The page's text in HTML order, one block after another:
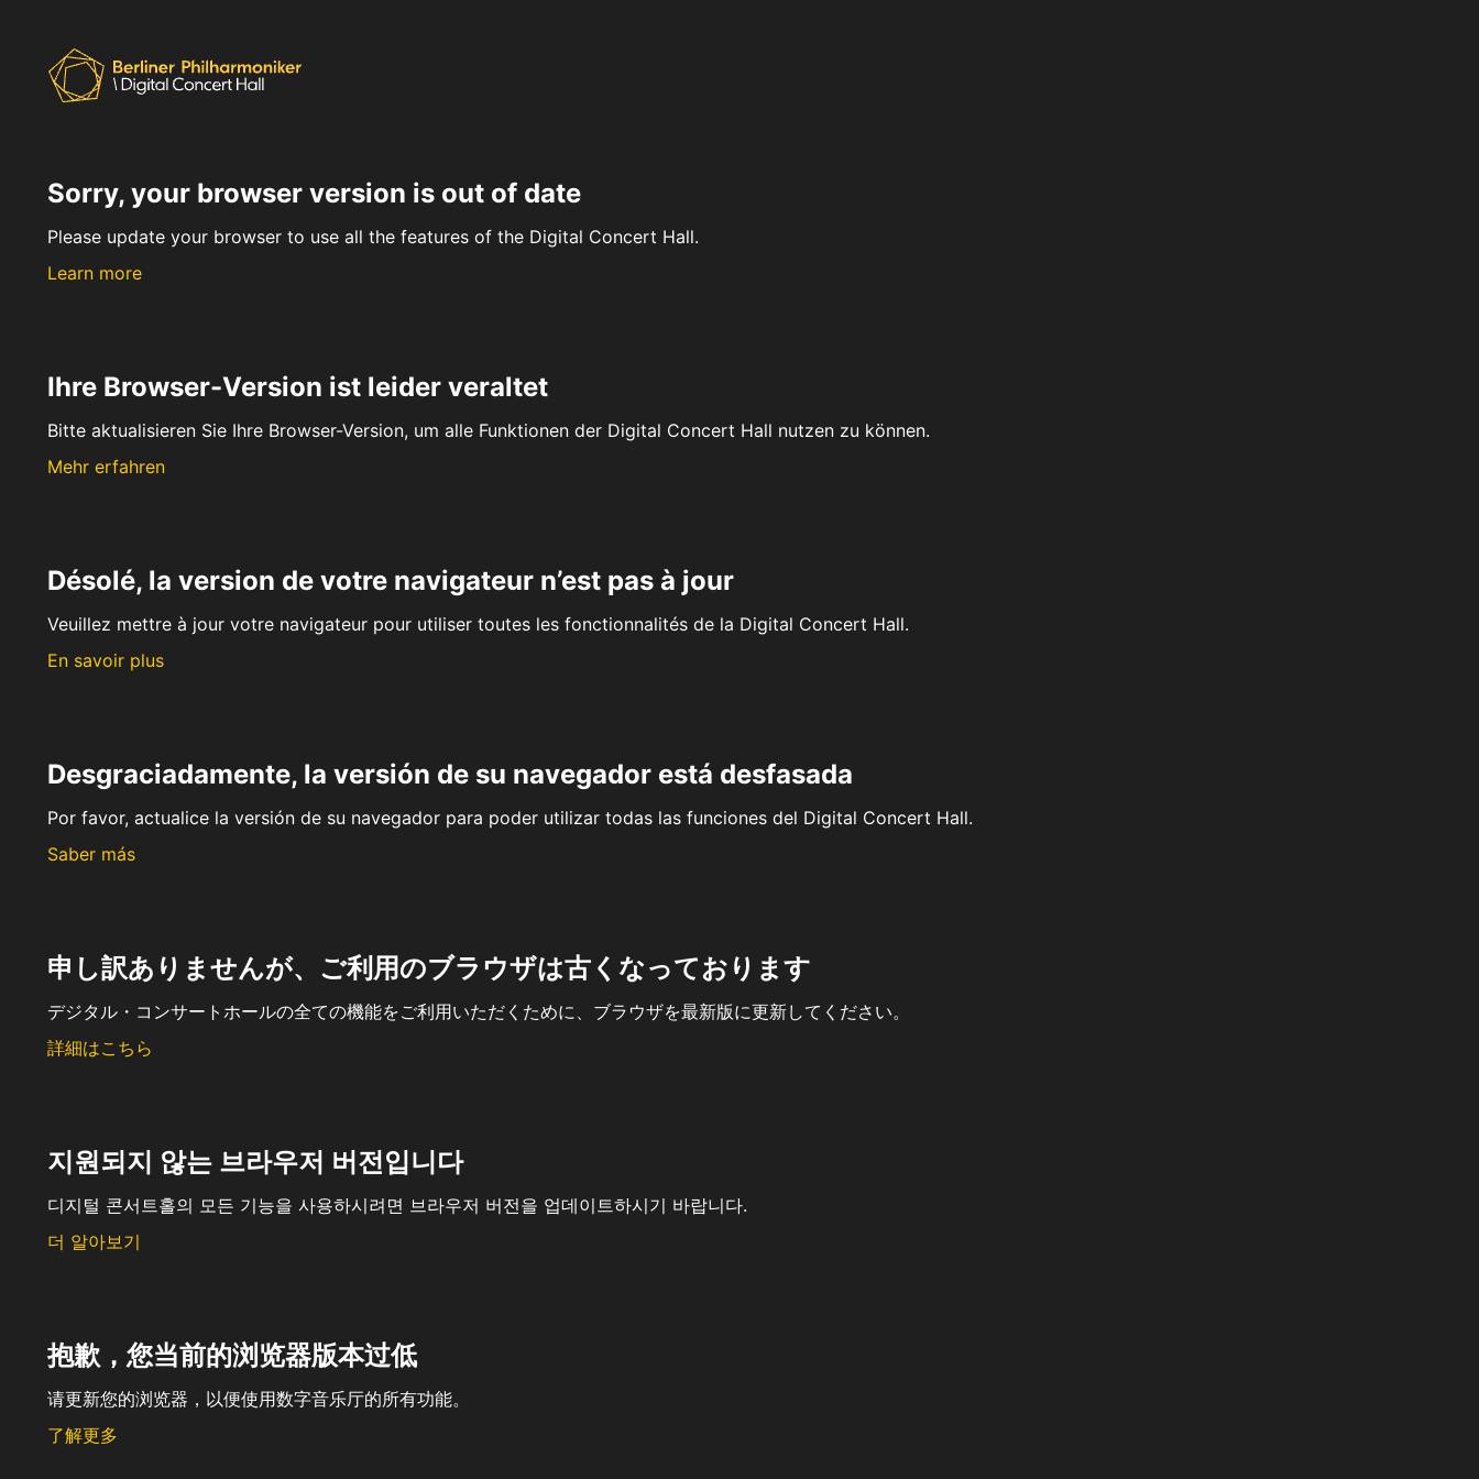
Sorry, your browser version is out of date
Please update your browser to use all the features of the Digital Concert Hall.
Learn more
Ihre Browser-Version ist leider veraltet
Bitte aktualisieren Sie Ihre Browser-Version, um alle Funktionen der Digital Concert Hall nutzen zu können.
Mehr erfahren
Désolé, la version de votre navigateur n’est pas à jour
Veuillez mettre à jour votre navigateur pour utiliser toutes les fonctionnalités de la Digital Concert Hall.
En savoir plus
Desgraciadamente, la versión de su navegador está desfasada
Por favor, actualice la versión de su navegador para poder utilizar todas las funciones del Digital Concert Hall.
Saber más
申し訳ありませんが、ご利用のブラウザは古くなっております
デジタル・コンサートホールの全ての機能をご利用いただくために、ブラウザを最新版に更新してください。
詳細はこちら
지원되지 않는 브라우저 버전입니다
디지털 콘서트홀의 모든 기능을 사용하시려면 브라우저 버전을 업데이트하시기 바랍니다.
더 알아보기
抱歉，您当前的浏览器版本过低
请更新您的浏览器，以便使用数字音乐厅的所有功能。
了解更多